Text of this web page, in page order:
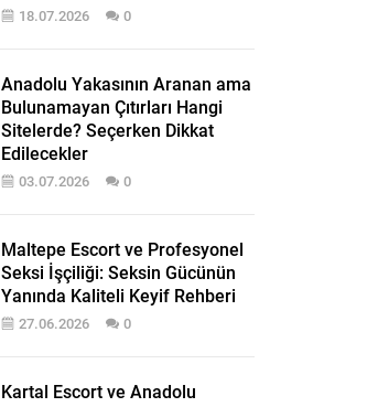
18.07.2026 0
Anadolu Yakasının Aranan ama
Bulunamayan Çıtırları Hangi
Sitelerde? Seçerken Dikkat
Edilecekler
03.07.2026 0
Maltepe Escort ve Profesyonel
Seksi İşçiliği: Seksin Gücünün
Yanında Kaliteli Keyif Rehberi
27.06.2026 0
Kartal Escort ve Anadolu